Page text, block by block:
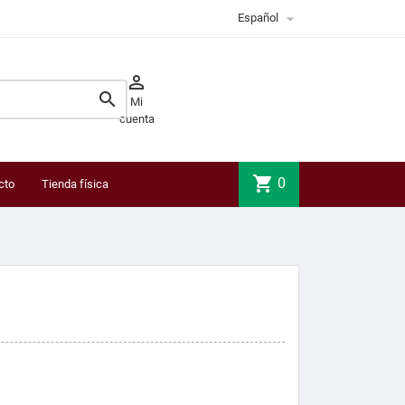
Español 


Mi
cuenta
Tienda física shopping_cart 0